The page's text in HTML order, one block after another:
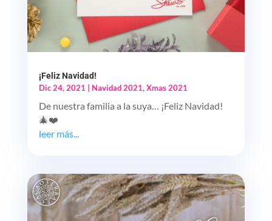
¡Feliz Navidad!
Dic 24, 2021
Navidad 2021,Xmas 2021
De nuestra familia a la suya… ¡Feliz Navidad!
🎄❤️
leer más...